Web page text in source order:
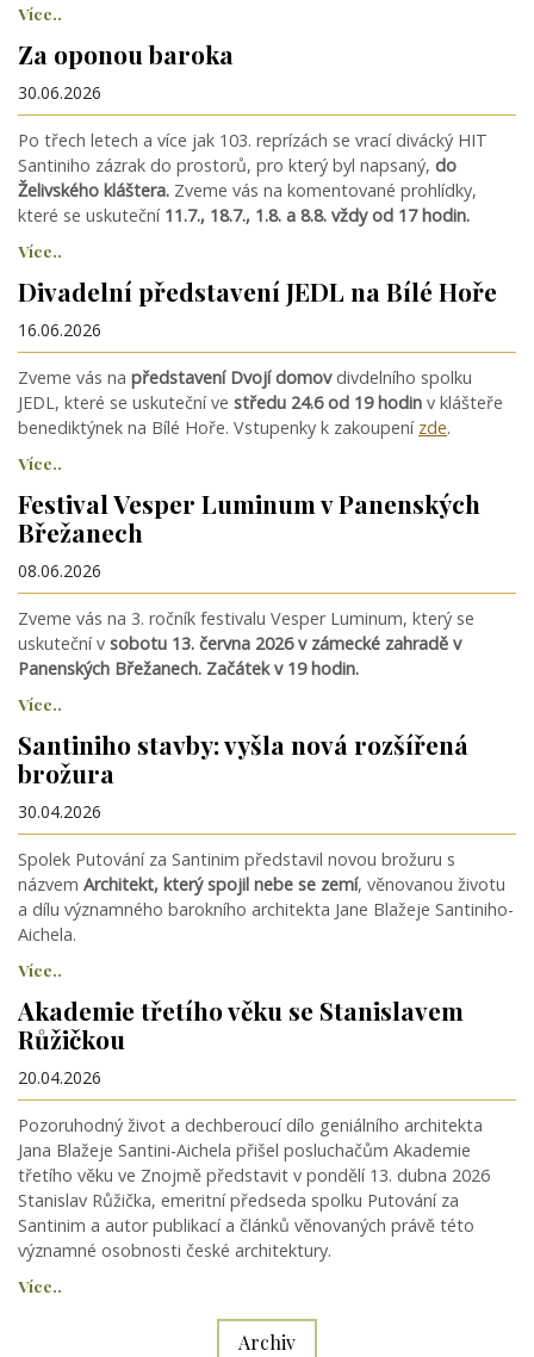
Více..
Za oponou baroka
30.06.2026
Po třech letech a více jak 103. reprízách se vrací divácký HIT
Santiniho zázrak do prostorů, pro který byl napsaný, do
Želivského kláštera. Zveme vás na komentované prohlídky,
které se uskuteční 11.7., 18.7., 1.8. a 8.8. vždy od 17 hodin.
Více..
Divadelní představení JEDL na Bílé Hoře
16.06.2026
Zveme vás na představení Dvojí domovdivdelního spolku
JEDL, které se uskuteční ve středu 24.6 od 19 hodin v klášteře
benediktýnek na Bílé Hoře. Vstupenky k zakoupení zde.
Více..
Festival Vesper Luminum v Panenských
Břežanech
08.06.2026
Zveme vás na 3. ročník festivalu Vesper Luminum, který se
uskuteční v sobotu 13. června 2026 v zámecké zahradě v
Panenských Břežanech. Začátek v 19 hodin.
Více..
Santiniho stavby: vyšla nová rozšířená
brožura
30.04.2026
Spolek Putování za Santinim představil novou brožuru s
názvem Architekt, který spojil nebe se zemí, věnovanou životu
a dílu významného barokního architekta Jane Blažeje Santiniho-
Aichela.
Více..
Akademie třetího věku se Stanislavem
Růžičkou
20.04.2026
Pozoruhodný život a dechberoucí dílo geniálního architekta
Jana Blažeje Santini-Aichela přišel posluchačům Akademie
třetího věku ve Znojmě představit v pondělí 13. dubna 2026
Stanislav Růžička, emeritní předseda spolku Putování za
Santinim a autor publikací a článků věnovaných právě této
významné osobnosti české architektury.
Více..
Archiv